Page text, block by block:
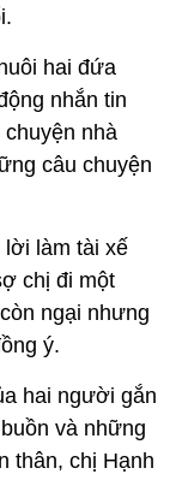
hai đứa
nhắn tin
nhà
câu chuyện
lời làm tài xế
chị đi một
ngại nhưng
ý.
hai người gắn
và những
thân, chị Hạnh